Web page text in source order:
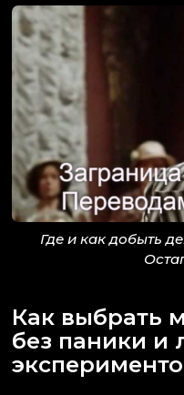
Где и как добыть
Как выбрать
без паники и